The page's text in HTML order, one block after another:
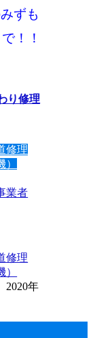
ずも
！！
り修理
修理
業者
修理
年